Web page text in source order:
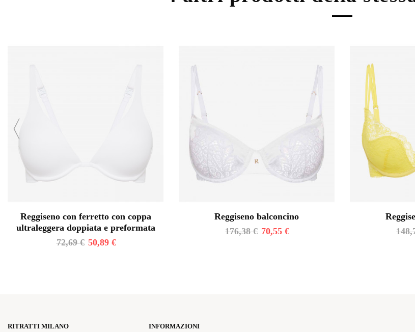
Reggiseno con ferretto con coppa
ultraleggera doppiata e preformata
72,69€ 50,89 €
Reggiseno balconcino
176,38€ 70,55 €
RITRATTI MILANO INFORMAZIONI